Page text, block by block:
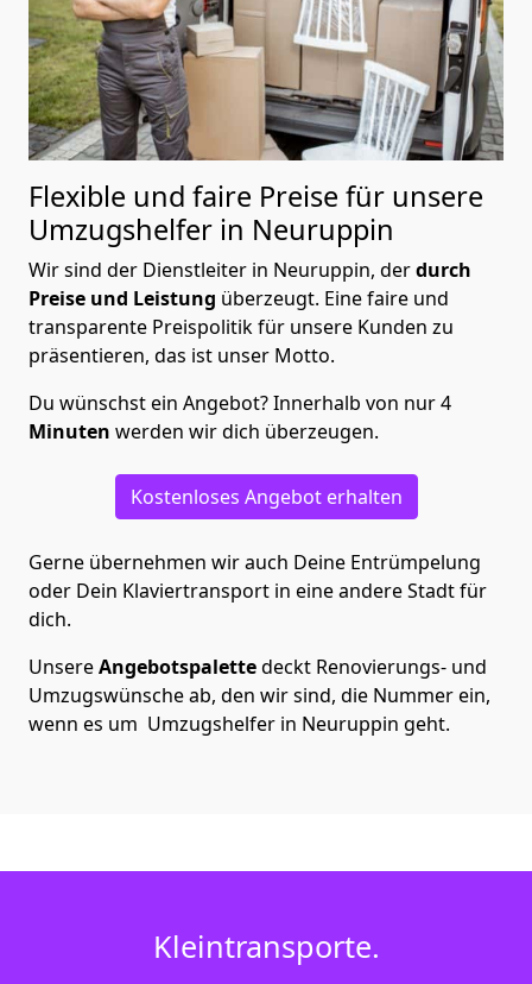
Flexible und faire Preise für unsere
Umzugshelfer in Neuruppin
Wir sind der Dienstleiter in Neuruppin, derdurch
Preise und Leistung überzeugt. Eine faire und
transparente Preispolitik für unsere Kunden zu
präsentieren, das ist unser Motto.
Du wünschst ein Angebot? Innerhalb von nur 4
Minuten werden wir dich überzeugen.
Kostenloses Angebot erhalten
Gerne übernehmen wir auch Deine Entrümpelung
oder Dein Klaviertransport in eine andere Stadt für
dich.
UnsereAngebotspalettedeckt Renovierungs- und
Umzugswünsche ab, den wir sind, die Nummer ein,
wenn es um Umzugshelfer in Neuruppin geht.
Kleintransporte.